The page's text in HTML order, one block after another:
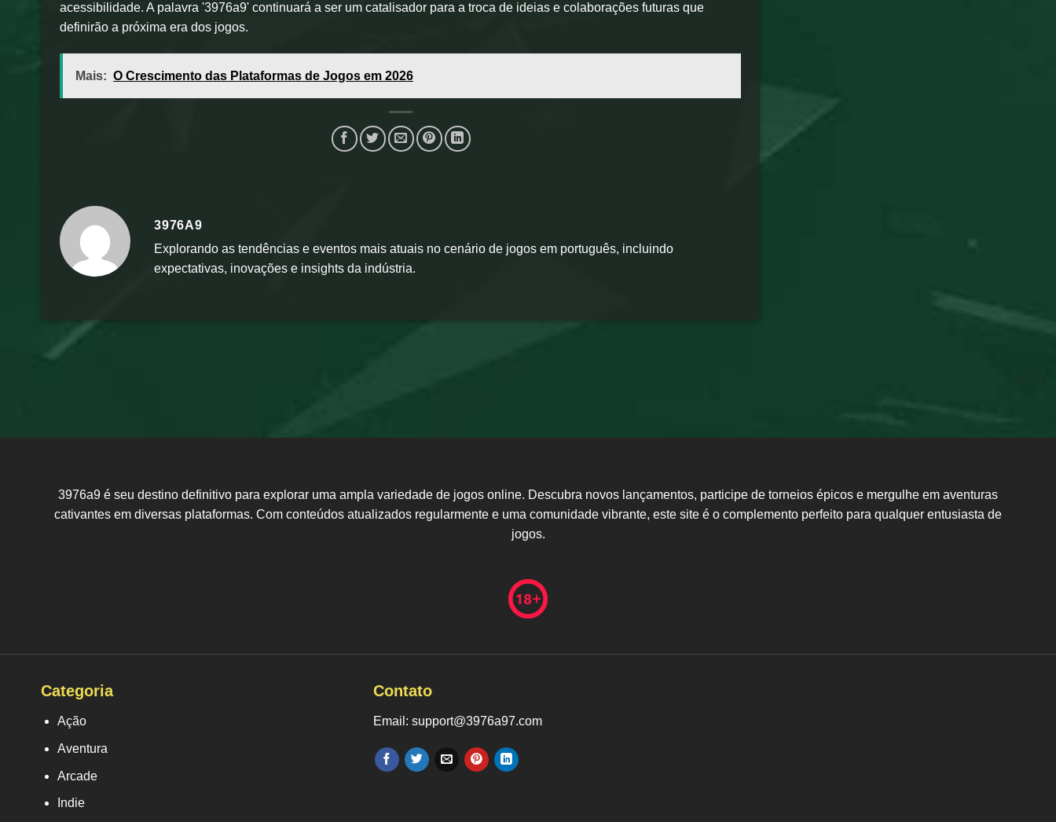
acessibilidade. A palavra '3976a9' continuará a ser um catalisador para a troca de ideias e colaborações futuras que
definirão a próxima era dos jogos.
Mais: O Crescimento das Plataformas de Jogos em 2026
3976A9
Explorando as tendências e eventos mais atuais no cenário de jogos em português, incluindo
expectativas, inovações e insights da indústria.
3976a9 é seu destino definitivo para explorar uma ampla variedade de jogos online. Descubra novos lançamentos, participe de torneios épicos e mergulhe em aventuras
cativantes em diversas plataformas. Com conteúdos atualizados regularmente e uma comunidade vibrante, este site é o complemento perfeito para qualquer entusiasta de
jogos.
Categoria
Ação
Aventura
Arcade
Indie
Contato
Email: support@3976a97.com